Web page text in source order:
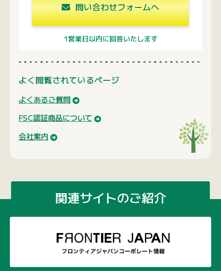
問い合わせフォームへ
1営業日以内に回答いたします
よく閲覧されているページ
よくあるご質問
FSC認証商品について
会社案内
関連サイトのご紹介